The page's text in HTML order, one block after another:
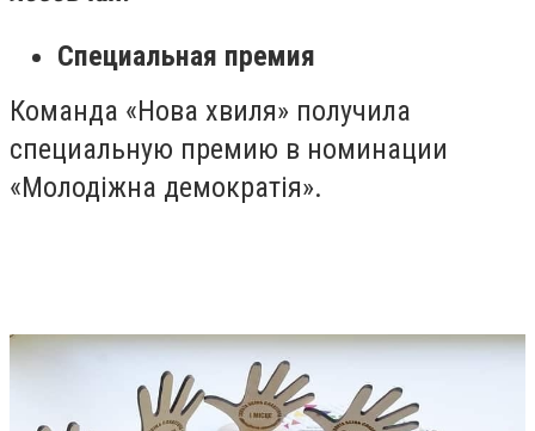
Специальная премия
Команда «Нова хвиля» получила
специальную премию в номинации
«Молодіжна демократія».